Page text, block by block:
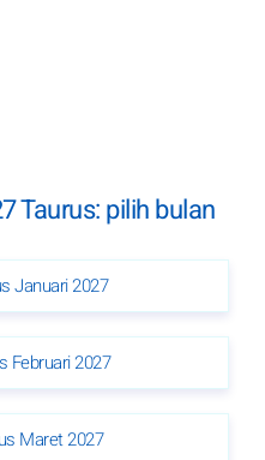
Taurus: pilih bulan
Januari 2027
Februari 2027
Maret 2027